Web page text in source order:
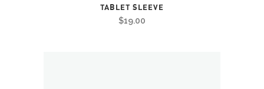
TABLET SLEEVE
$19.00